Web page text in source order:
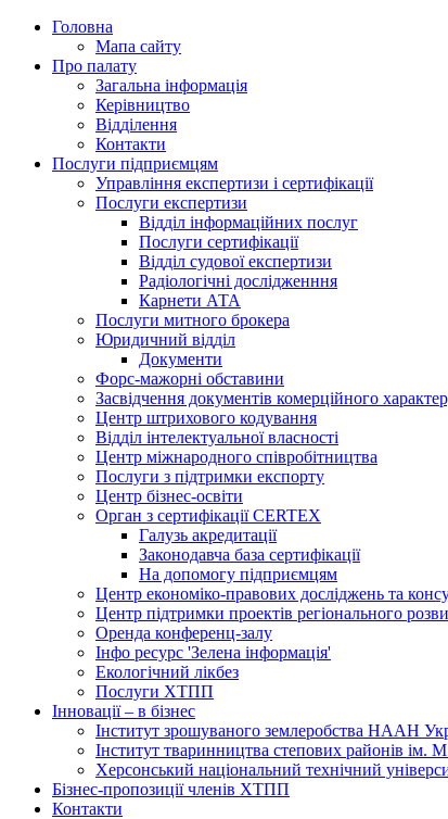
Головна
Мапа сайту
Про палату
Загальна інформація
Керівництво
Відділення
Контакти
Послуги підприємцям
Управління експертизи і сертифікації
Послуги експертизи
Відділ інформаційних послуг
Послуги сертифікації
Відділ судової експертизи
Радіологічні дослідженння
Карнети АТА
Послуги митного брокера
Юридичний відділ
Документи
Форс-мажорні обставини
Засвідчення документів комерційного
Центр штрихового кодування
Відділ інтелектуальної власності
Центр міжнародного співробітництва
Послуги з підтримки експорту
Центр бізнес-освіти
Орган з сертифікації CERTEX
Галузь акредитації
Законодавча база сертифікації
На допомогу підприємцям
Центр економіко-правових досліджень та
Центр підтримки проектів регіонального
Оренда конференц-залу
Інфо ресурс 'Зелена інформація'
Екологічний лікбез
Послуги ХТПП
Інновації – в бізнес
Інститут зрошуваного землеробства НААН
Інститут тваринництва степових районів ім.
Херсонський національний технічний
Бізнес-пропозиції членів ХТПП
Контакти